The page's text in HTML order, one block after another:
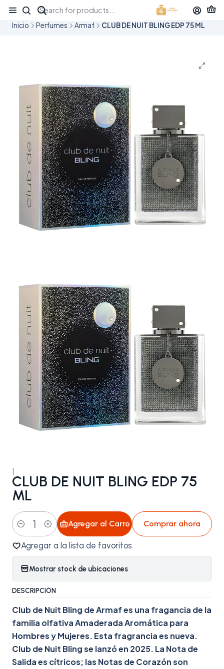
¡APROVECHA NUESTRAS OFERTAS EN TUBBEES ESTE DÍA DEL NIÑO!
Inicio Perfumes Armaf CLUB DE NUIT BLING EDP 75 ML
CLUB DE NUIT BLING EDP 75
ML
Cantidad
Agregar al Carro Comprar ahora
Agregar a la lista de favoritos
Mostrar stock de ubicaciones
DESCRIPCIÓN
Club de Nuit Bling de Armaf es una fragancia de la
familia olfativa Amaderada Aromática para
Hombres y Mujeres. Esta fragrancia es nueva.
Club de Nuit Bling se lanzó en 2025. La Nota de
Salida es cítricos; las Notas de Corazón son